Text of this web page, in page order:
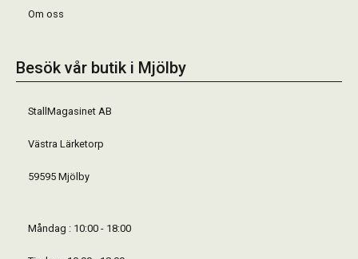
Om oss
Besök vår butik i Mjölby
StallMagasinet AB
Västra Lärketorp
59595 Mjölby
Måndag : 10:00 - 18:00